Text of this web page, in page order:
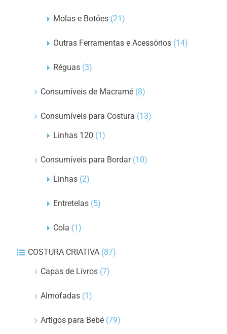
Molas e Botões (21)
Outras Ferramentas e Acessórios (14)
Réguas (3)
Consumíveis de Macramé (8)
Consumíveis para Costura (13)
Linhas 120 (1)
Consumíveis para Bordar (10)
Linhas (2)
Entretelas (5)
Cola (1)
COSTURA CRIATIVA (87)
Capas de Livros (7)
Almofadas (1)
Artigos para Bebé (79)